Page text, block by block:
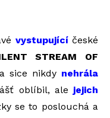
vystupujícíčeské
STREAM OF
sice nikdy nehrála
oblíbil, ale jejich
se to poslouchá a